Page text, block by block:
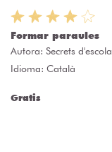
Formar paraules
Autora: Secrets d'escola
Idioma: Català
Gratis